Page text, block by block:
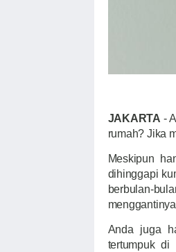
JAKARTA -
rumah? Jika
Meskipun
dihinggapi
berbulan-
Anda juga
tertumpuk di